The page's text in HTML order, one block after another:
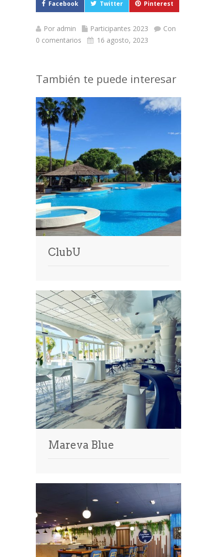
Facebook Twitter Pinterest
Por admin Participantes 2023
Con
0 comentarios
16 agosto, 2023
También te puede interesar
ClubU
Mareva Blue